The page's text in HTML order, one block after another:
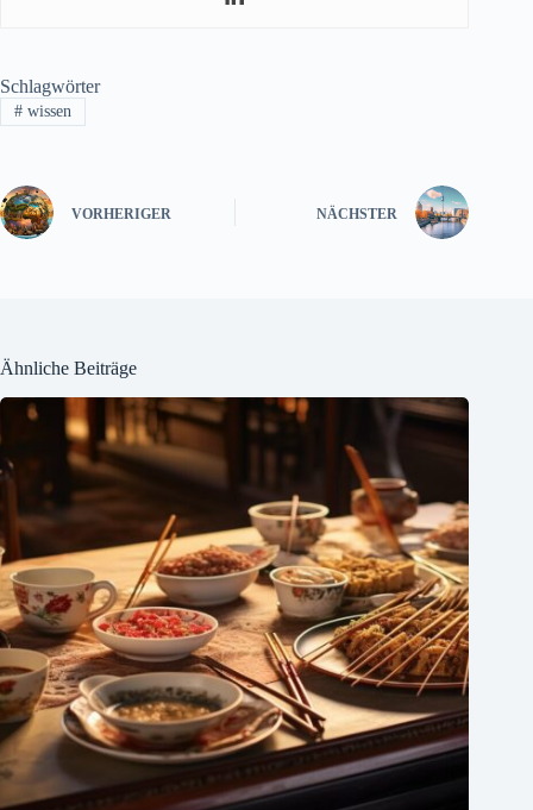
Schlagwörter
#wissen
VORHERIGER NÄCHSTER
Ähnliche Beiträge